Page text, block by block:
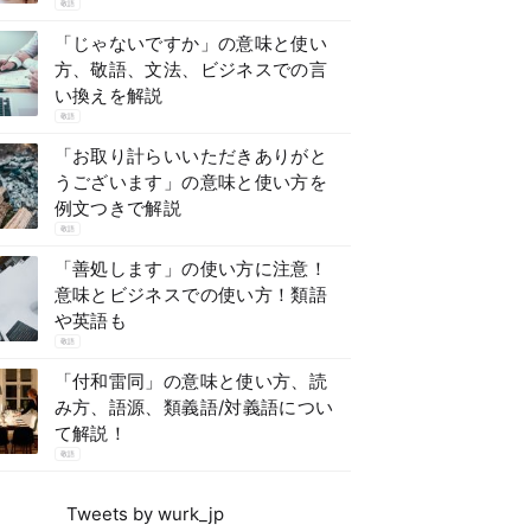
敬語
「じゃないですか」の意味と使い
方、敬語、文法、ビジネスでの言
い換えを解説
敬語
「お取り計らいいただきありがと
うございます」の意味と使い方を
例文つきで解説
敬語
「善処します」の使い方に注意！
意味とビジネスでの使い方！類語
や英語も
敬語
「付和雷同」の意味と使い方、読
み方、語源、類義語/対義語につい
て解説！
敬語
Tweets by wurk_jp